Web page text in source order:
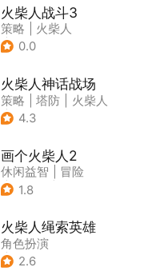
火柴人战斗3
策略
火柴人
| 指动网络
0.0
火柴人神话战场
策略 塔防
火柴人
| 休闲益智
4.3
画个火柴人2
休闲益智
冒险
| 火柴人
1.8
火柴人绳索英雄
角色扮演
| 第三人称射击
2.6